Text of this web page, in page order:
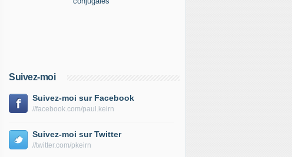
Suivez-moi
Suivez-moi sur Facebook
//facebook.com/paul.keirn
Suivez-moi sur Twitter
//twitter.com/pkeirn